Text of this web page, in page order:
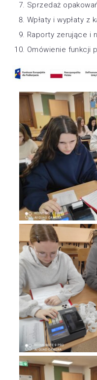
Sprzedaż
Wpłaty i wypłaty z
Raporty zerujące i
Omówienie funkcji